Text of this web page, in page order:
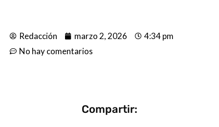
Redacción marzo 2, 2026
4:34 pm
No hay comentarios
Compartir: